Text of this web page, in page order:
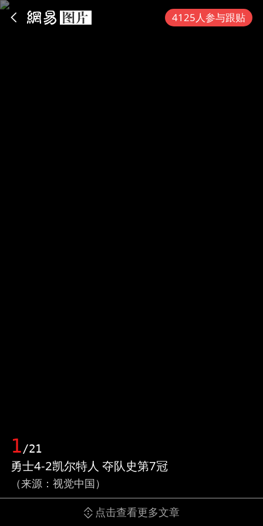
4125人参与跟贴
1/21
勇士4-2凯尔特人 夺队史第7冠
（来源：视觉中国）
点击查看更多文章
App内打开